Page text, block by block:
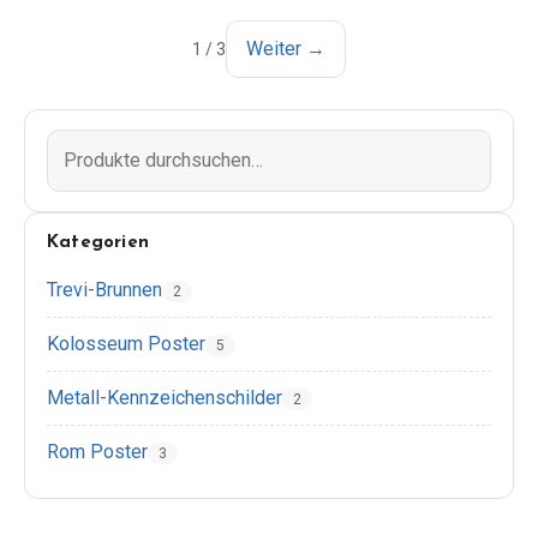
1 /3 Weiter →
Kategorien
Trevi-Brunnen 2
Kolosseum Poster 5
Metall-Kennzeichenschilder 2
Rom Poster 3